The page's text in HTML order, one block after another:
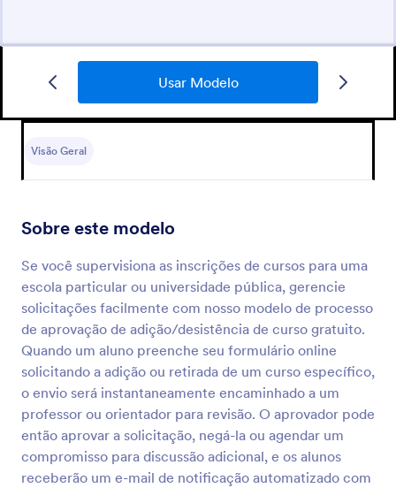
Usar Modelo
Visão Geral
Sobre este modelo
Se você supervisiona as inscrições de cursos para uma
escola particular ou universidade pública, gerencie
solicitações facilmente com nosso modelo de processo
de aprovação de adição/desistência de curso gratuito.
Quando um aluno preenche seu formulário online
solicitando a adição ou retirada de um curso específico,
o envio será instantaneamente encaminhado a um
professor ou orientador para revisão. O aprovador pode
então aprovar a solicitação, negá-la ou agendar um
compromisso para discussão adicional, e os alunos
receberão um e-mail de notificação automatizado com